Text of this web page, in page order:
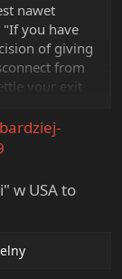
nawet
"If you have
of giving
from
your exit
usa-
Tax sięga
w USA to